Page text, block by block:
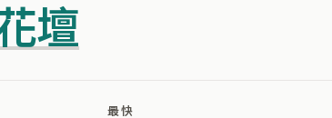
壇
最快